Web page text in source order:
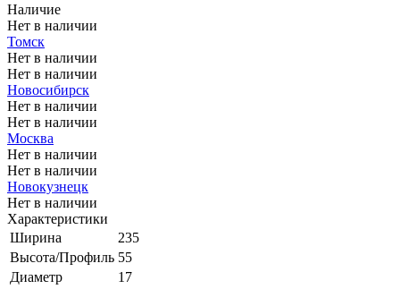
Наличие
Нет в наличии
Томск
Нет в наличии
Нет в наличии
Новосибирск
Нет в наличии
Нет в наличии
Москва
Нет в наличии
Нет в наличии
Новокузнецк
Нет в наличии
Характеристики
Ширина
235
Высота/Профиль 55
Диаметр
17